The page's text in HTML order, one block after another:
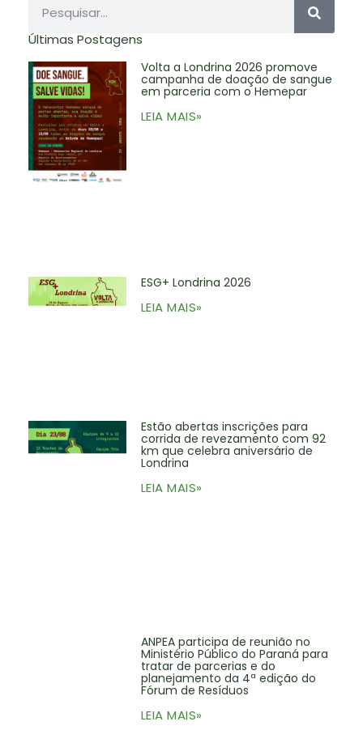
Últimas Postagens
Volta a Londrina 2026 promove
campanha de doação de sangue
em parceria com o Hemepar
LEIA MAIS»
ESG+ Londrina 2026
LEIA MAIS»
Estão abertas inscrições para
corrida de revezamento com 92
km que celebra aniversário de
Londrina
LEIA MAIS»
ANPEA participa de reunião no
Ministério Público do Paraná para
tratar de parcerias e do
planejamento da 4ª edição do
Fórum de Resíduos
LEIA MAIS»